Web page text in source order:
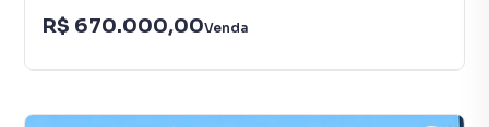
R$ 670.000,00Venda